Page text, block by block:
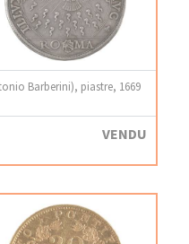
Barberini), piastre, 1669
VENDU